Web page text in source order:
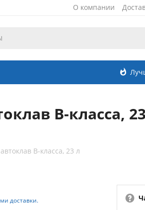
О компании
whatshot
B-класса,
B-класса, 23 л
доставки.